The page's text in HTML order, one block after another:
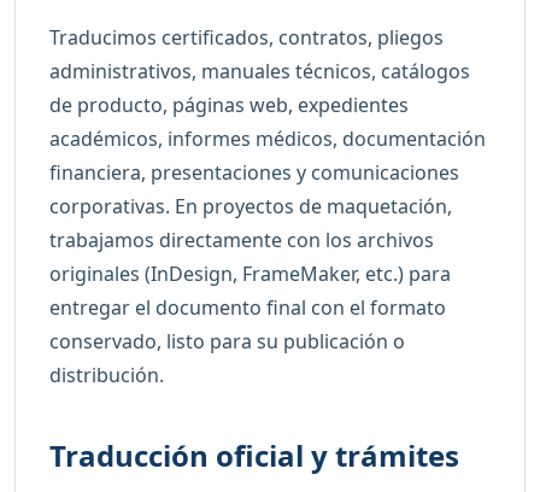
Traducimos certificados, contratos, pliegos
administrativos, manuales técnicos, catálogos
de producto, páginas web, expedientes
académicos, informes médicos, documentación
financiera, presentaciones y comunicaciones
corporativas. En proyectos de maquetación,
trabajamos directamente con los archivos
originales (InDesign, FrameMaker, etc.) para
entregar el documento final con el formato
conservado, listo para su publicación o
distribución.
Traducción oficial y trámites